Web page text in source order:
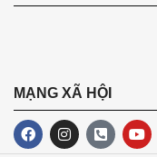
MẠNG XÃ HỘI